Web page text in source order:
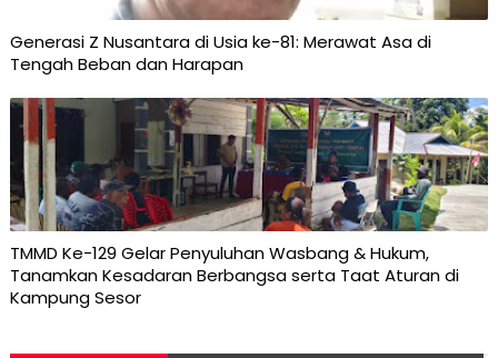
Generasi Z Nusantara di Usia ke-81: Merawat Asa di
Tengah Beban dan Harapan
TMMD Ke-129 Gelar Penyuluhan Wasbang & Hukum,
Tanamkan Kesadaran Berbangsa serta Taat Aturan di
Kampung Sesor